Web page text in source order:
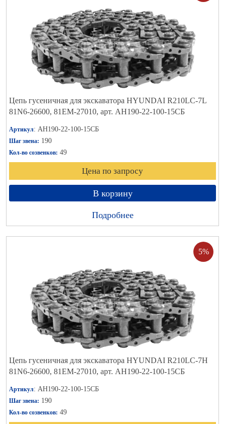
Цепь гусеничная для экскаватора HYUNDAI R210LC-7L
81N6-26600, 81EM-27010, арт. АН190-22-100-15СБ
Артикул: АН190-22-100-15СБ
Шаг звена: 190
Кол-во созвенков: 49
Цена по запросу
В корзину
Подробнее
5%
Цепь гусеничная для экскаватора HYUNDAI R210LC-7H
81N6-26600, 81EM-27010, арт. АН190-22-100-15СБ
Артикул: АН190-22-100-15СБ
Шаг звена: 190
Кол-во созвенков: 49